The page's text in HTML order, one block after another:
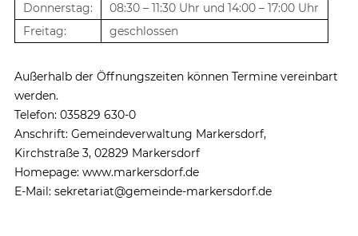
Donnerstag:
08:30 – 11:30 Uhr und 14:00 – 17:00 Uhr
Freitag:
geschlossen
Außerhalb der Öffnungszeiten können Termine vereinbart
werden.
Telefon: 035829 630-0
Anschrift: Gemeindeverwaltung Markersdorf,
Kirchstraße 3, 02829 Markersdorf
Homepage: www.markersdorf.de
E-Mail: sekretariat@gemeinde-markersdorf.de